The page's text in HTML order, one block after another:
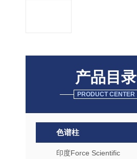
产品目录
PRODUCT CENTER
色谱柱
印度Force Scientific